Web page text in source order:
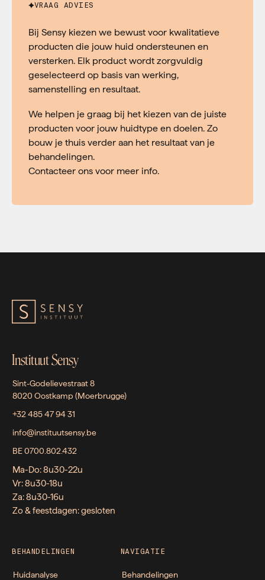
VRAAG ADVIES
Bij Sensy kiezen we bewust voor kwalitatieve
producten die jouw huid ondersteunen en
versterken. Elk product wordt zorgvuldig
geselecteerd op basis van werking,
samenstelling en resultaat.
We helpen je graag bij het kiezen van de juiste
producten voor jouw huidtype en doelen. Zo
bouw je thuis verder aan het resultaat van je
behandelingen.
Contacteer ons voor meer info.
Instituut Sensy
Sint-Godelievestraat 8
8020 Oostkamp (Moerbrugge)
+32 485 47 94 31
info@instituutsensy.be
BE 0700.802.432
Ma-Do: 8u30-22u
Vr: 8u30-18u
Za: 8u30-16u
Zo & feestdagen: gesloten
BEHANDELINGEN
Huidanalyse
NAVIGATIE
Behandelingen